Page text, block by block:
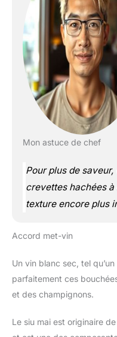
Mon astuce de chef
Pour plus de
crevettes hachées
texture encore plus
Accord met-vin
Un vin blanc sec, tel
parfaitement ces
et des champignons.
Le siu mai est originaire